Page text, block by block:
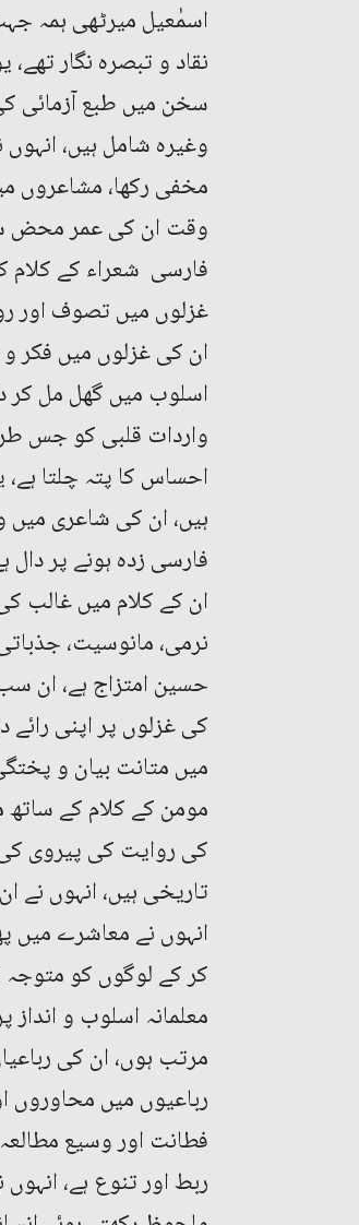
اسمٰعیل میرٹھی ہمہ
نقاد و تبصرہ نگار
سخن میں طبع آزمائی
وغیرہ شامل ہیں،
مخفی رکھا،
وقت ان کی عمر محض
فارسی شعراء کے کلام
غزلوں میں تصوف اور
ان کی غزلوں میں فکر
اسلوب میں گھل مل کر
واردات قلبی کو جس
احساس کا پتہ چلتا
ہیں، ان کی شاعری میں
فارسی زدہ ہونے پر
ان کے کلام میں غالب
نرمی، مانوسیت،
حسین امتزاج ہے، ان
کی غزلوں پر اپنی
میں متانت بیان و
مومن کے کلام کے
کی روایت کی پیروی
تاریخی ہیں، انہوں
انہوں نے معاشرے میں
کر کے لوگوں کو متوجہ
معلمانہ اسلوب و
مرتب ہوں، ان کی
رباعیوں میں محاوروں
فطانت اور وسیع
ربط اور تنوع ہے،